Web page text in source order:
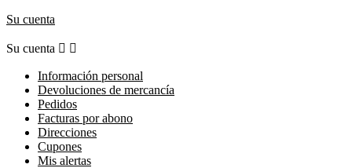
Su cuenta
Su cuenta  
Información personal
Devoluciones de mercancía
Pedidos
Facturas por abono
Direcciones
Cupones
Mis alertas